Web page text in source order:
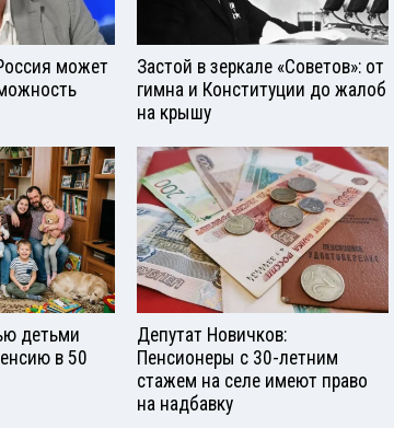
может
Застой в зеркале «Советов»: от
гимна и Конституции до жалоб
на крышу
детьми
в 50
Депутат Новичков:
Пенсионеры с 30-летним
стажем на селе имеют право
на надбавку